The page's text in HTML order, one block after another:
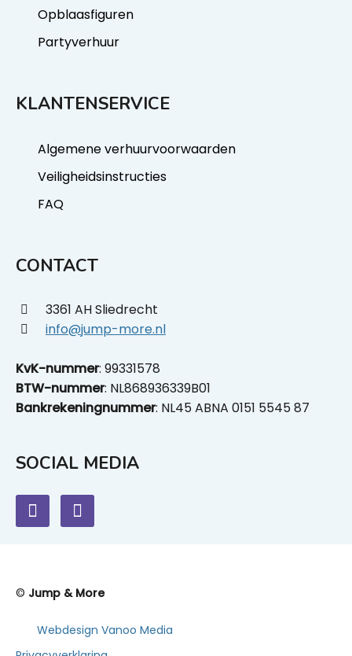
Opblaasfiguren
Partyverhuur
KLANTENSERVICE
Algemene verhuurvoorwaarden
Veiligheidsinstructies
FAQ
CONTACT
3361 AH Sliedrecht
info@jump-more.nl
KvK-nummer: 99331578
BTW-nummer: NL868936339B01
Bankrekeningnummer: NL45 ABNA 0151 5545 87
SOCIAL MEDIA
© Jump & More
Webdesign Vanoo Media